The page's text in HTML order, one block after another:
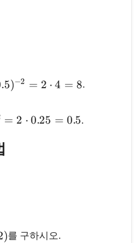
2}=2 \cdot 4=8
)−2 = 2 ⋅ 4 = 8.
\cdot 0.25=0.5
= 2 ⋅ 0.25 = 0.5.
)를 구하시오.